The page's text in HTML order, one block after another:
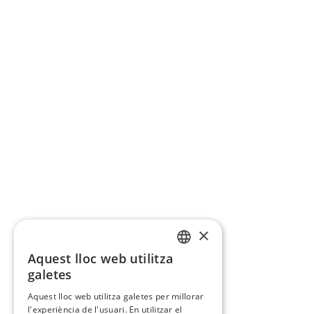
×
Aquest lloc web utilitza
galetes
Aquest lloc web utilitza galetes per millorar
l'experiència de l'usuari. En utilitzar el